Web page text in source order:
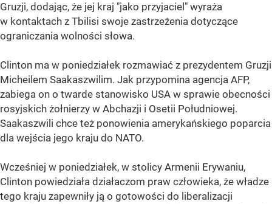
Gruzji, dodając, że jej kraj "jako przyjaciel" wyraża
w kontaktach z Tbilisi swoje zastrzeżenia dotyczące
ograniczania wolności słowa.
Clinton ma w poniedziałek rozmawiać z prezydentem Gruzji
Micheilem Saakaszwilim. Jak przypomina agencja AFP,
zabiega on o twarde stanowisko USA w sprawie obecności
rosyjskich żołnierzy w Abchazji i Osetii Południowej.
Saakaszwili chce też ponowienia amerykańskiego poparcia
dla wejścia jego kraju do NATO.
Wcześniej w poniedziałek, w stolicy Armenii Erywaniu,
Clinton powiedziała działaczom praw człowieka, że władze
tego kraju zapewniły ją o gotowości do liberalizacji